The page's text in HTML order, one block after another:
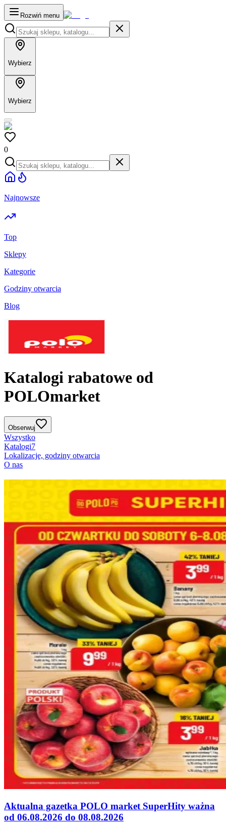
Rozwiń menu
Wybierz
Wybierz
0
Najnowsze
Top
Sklepy
Kategorie
Godziny otwarcia
Blog
Katalogi rabatowe od
POLOmarket
Obserwuj
Wszystko
Katalogi7
Lokalizacje, godziny otwarcia
O nas
Aktualna gazetka POLO market SuperHity ważna
od 06.08.2026 do 08.08.2026